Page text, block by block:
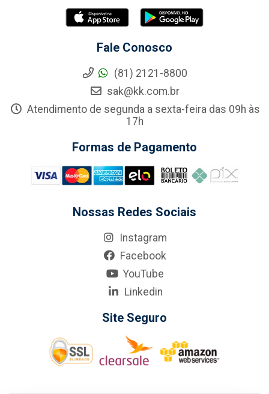
Fale Conosco
(81) 2121-8800
sak@kk.com.br
Atendimento de segunda a sexta-feira das 09h às
17h
Formas de Pagamento
Nossas Redes Sociais
Instagram
Facebook
YouTube
Linkedin
Site Seguro